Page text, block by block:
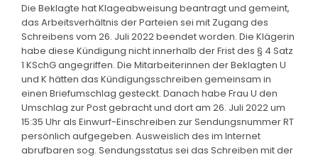
Die Beklagte hat Klageabweisung beantragt und gemeint,
das Arbeitsverhältnis der Parteien sei mit Zugang des
Schreibens vom 26. Juli 2022 beendet worden. Die Klägerin
habe diese Kündigung nicht innerhalb der Frist des § 4 Satz
1 KSchG angegriffen. Die Mitarbeiterinnen der Beklagten U
und K hätten das Kündigungsschreiben gemeinsam in
einen Briefumschlag gesteckt. Danach habe Frau U den
Umschlag zur Post gebracht und dort am 26. Juli 2022 um
15:35 Uhr als Einwurf-Einschreiben zur Sendungsnummer RT
persönlich aufgegeben. Ausweislich des im Internet
abrufbaren sog. Sendungsstatus sei das Schreiben mit der